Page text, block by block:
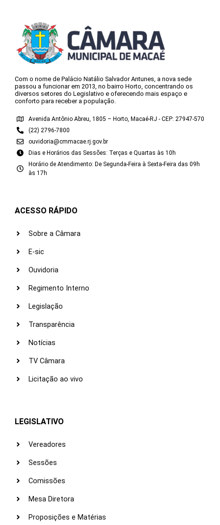
Com o nome de Palácio Natálio Salvador Antunes, a nova sede
passou a funcionar em 2013, no bairro Horto, concentrando os
diversos setores do Legislativo e oferecendo mais espaço e
conforto para receber a população.
Avenida Antônio Abreu, 1805 – Horto, Macaé-RJ - CEP: 27947-570
(22) 2796-7800
ouvidoria@cmmacae.rj.gov.br
Dias e Horários das Sessões: Terças e Quartas às 10h
Horário de Atendimento: De Segunda-Feira à Sexta-Feira das 09h
às 17h
ACESSO RÁPIDO
Sobre a Câmara
E-sic
Ouvidoria
Regimento Interno
Legislação
Transparência
Notícias
TV Câmara
Licitação ao vivo
LEGISLATIVO
Vereadores
Sessões
Comissões
Mesa Diretora
Proposições e Matérias